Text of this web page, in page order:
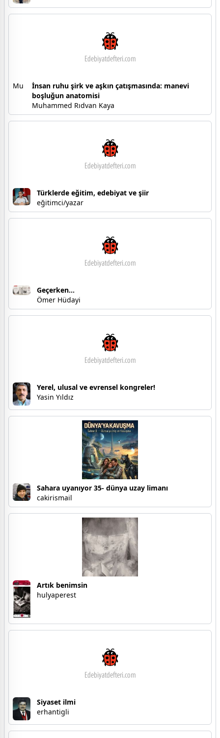
Mu
İnsan ruhu şirk ve aşkın çatışmasında: manevi
boşluğun anatomisi
Muhammed Rıdvan Kaya
Türklerde eğitim, edebiyat ve şiir
eğitimci/yazar
Geçerken...
Ömer Hüdayi
Yerel, ulusal ve evrensel kongreler!
Yasin Yıldız
Sahara uyanıyor 35- dünya uzay limanı
cakirismail
Artık benimsin
hulyaperest
Siyaset ilmi
erhantigli